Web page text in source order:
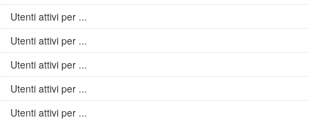
Utenti attivi per ...
Utenti attivi per ...
Utenti attivi per ...
Utenti attivi per ...
Utenti attivi per ...